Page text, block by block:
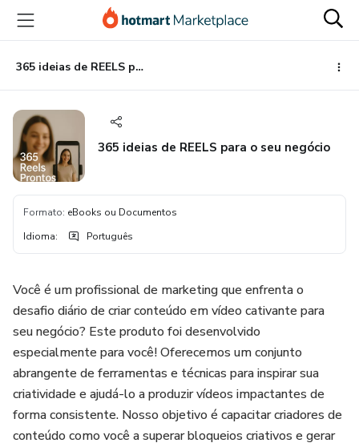
para
conteúdo
principal
para
pagamento
para
rodapé
365 ideias de REELS para o seu negócio
365 ideias de REELS para o seu negócio
Formato: eBooks ou Documentos
Idioma: Português
Você é um profissional de marketing que enfrenta o
desafio diário de criar conteúdo em vídeo cativante para
seu negócio? Este produto foi desenvolvido
especialmente para você! Oferecemos um conjunto
abrangente de ferramentas e técnicas para inspirar sua
criatividade e ajudá-lo a produzir vídeos impactantes de
forma consistente. Nosso objetivo é capacitar criadores de
conteúdo como você a superar bloqueios criativos e gerar